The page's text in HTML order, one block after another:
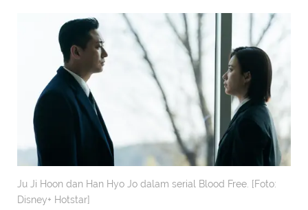
Ju Ji Hoon dan Han Hyo Jo dalam serial Blood Free. [Foto:
Disney+ Hotstar]